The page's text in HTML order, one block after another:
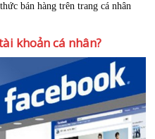
bán hàng trên trang cá nhân
khoản cá nhân?